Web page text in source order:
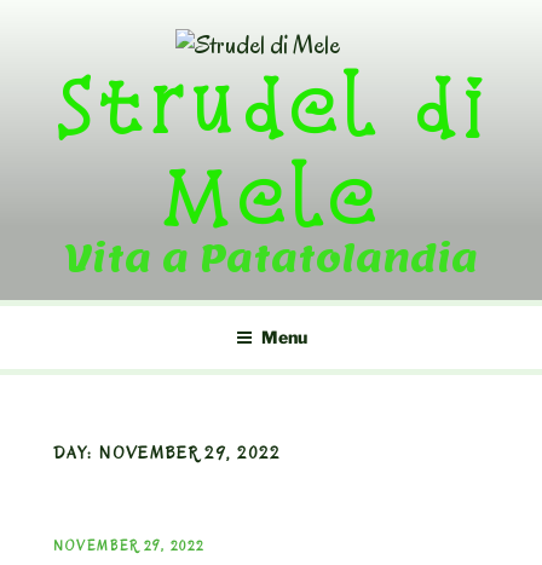
contentStrudel di
Mele
Vita a Patatolandia
Menu
DAY: NOVEMBER 29, 2022
POSTED
NOVEMBER 29, 2022